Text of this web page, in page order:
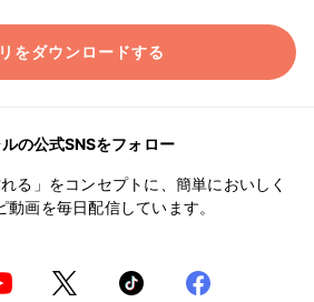
をダウンロードする
の公式SNSをフォロー
る」をコンセプトに、簡単においしく
動画を毎日配信しています。